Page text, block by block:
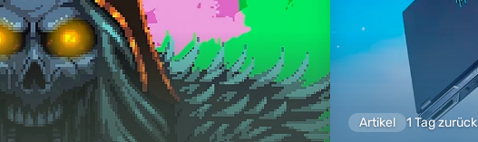
Artikel 1 Tag zurück